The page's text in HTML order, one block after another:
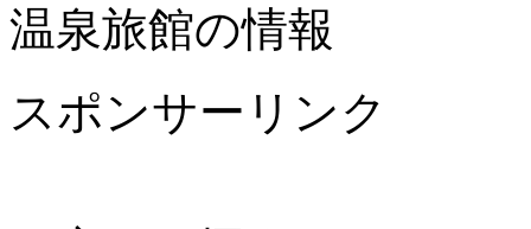
温泉旅館の情報
スポンサーリンク